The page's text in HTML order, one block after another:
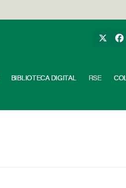
BIBLIOTECA DIGITAL RSE